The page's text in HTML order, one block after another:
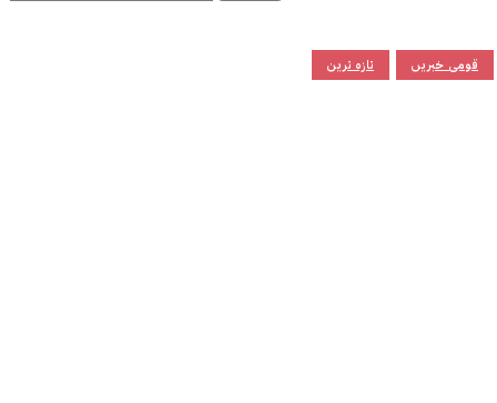
تازہ ترین قومی خبریں